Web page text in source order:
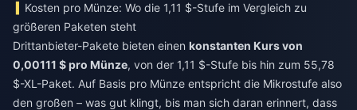
Kosten pro Münze: Wo die 1,11 $-Stufe im Vergleich zu
größeren Paketen steht
Drittanbieter-Pakete bieten einen konstanten Kurs von
0,00111 $ pro Münze, von der 1,11 $-Stufe bis hin zum 55,78
$-XL-Paket. Auf Basis pro Münze entspricht die Mikrostufe also
den großen – was gut klingt, bis man sich daran erinnert, dass